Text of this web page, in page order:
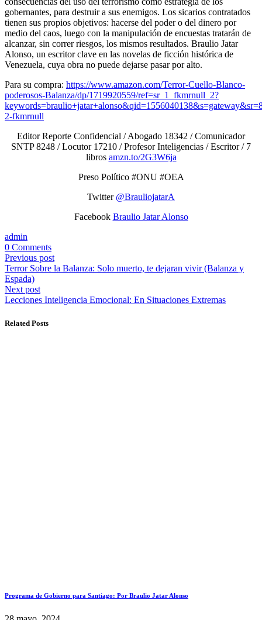
gobernantes, para destruir a sus enemigos. Los sicarios contratados
tienen sus propios objetivos: hacerse del poder o del dinero por
medio del caos, luego con la manipulación de encuestas tratarán de
alcanzar, sin correr riesgos, los mismos resultados. Braulio Jatar
Alonso, un escritor clave en las novelas de ficción histórica de
Venezuela, cuya obra no puede dejarse pasar por alto.
Para su compra: https://www.amazon.com/Terror-Cuello-Blanco-
poderosos-Balanza/dp/1719920559/ref=sr_1_fkmrnull_2?
2-fkmrnull
Editor Reporte Confidencial / Abogado 18342 / Comunicador
SNTP 8248 / Locutor 17210 / Profesor Inteligencias / Escritor / 7
libros amzn.to/2G3W6ja
Preso Político #ONU #OEA
Twitter @BrauliojatarA
Facebook Braulio Jatar Alonso
admin
0 Comments
Previous post
Terror Sobre la Balanza: Solo muerto, te dejaran vivir (Balanza y
Espada)
Next post
Lecciones Inteligencia Emocional: En Situaciones Extremas
Related Posts
Programa de Gobierno para Santiago: Por Braulio Jatar Alonso